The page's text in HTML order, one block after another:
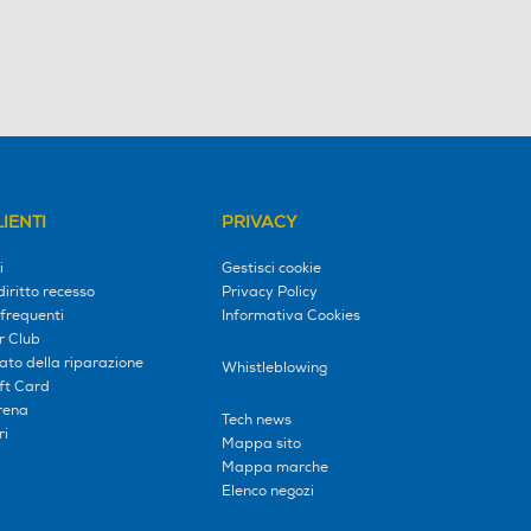
recesso
Club
della riparazione
Card
PRIVACY
Gestisci cookie
Privacy Policy
Informativa Cookies
Whistleblowing
Tech news
Mappa sito
Mappa marche
Elenco negozi